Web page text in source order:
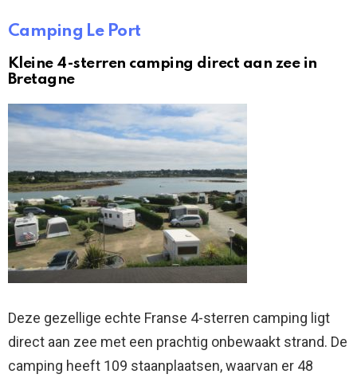
Camping Le Port
Kleine 4-sterren camping direct aan zee in
Bretagne
Deze gezellige echte Franse 4-sterren camping ligt
direct aan zee met een prachtig onbewaakt strand. De
camping heeft 109 staanplaatsen, waarvan er 48